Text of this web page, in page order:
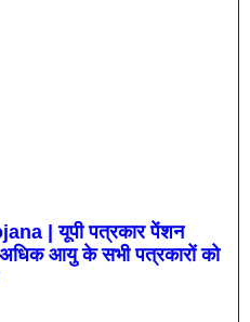
| यूपी पत्रकार पेंशन
आयु के सभी पत्रकारों को